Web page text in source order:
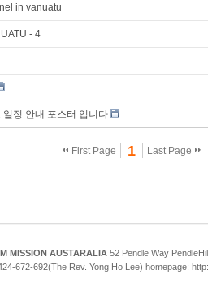
in vanuatu
- 4
일정 안내 포스터 입니다
First Page 1 Last Page
MISSION AUSTARALIA 52 Pendle Way
672-692(The Rev. Yong Ho Lee) homepage: